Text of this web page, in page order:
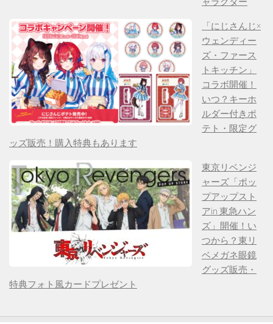
「にじさんじ×
ウェンディー
ズ・ファース
トキッチン」
コラボ開催！
いつ？キーホ
ルダー付きポ
テト・限定グ
ッズ販売！購入特典もあります
東京リベンジ
ャーズ「ポッ
プアップスト
アin 東急ハン
ズ」開催！い
つから？東リ
ベメガネ眼鏡
グッズ販売・
特典フォト風カードプレゼント